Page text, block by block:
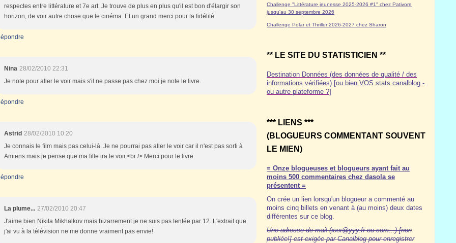
respectes entre littérature et 7e art. Je trouve de plus en plus qu'il est bon d'élargir son
horizon, de voir autre chose que le cinéma. Et un grand merci pour ta fidélité.
Nina 28/02/2010 22:31
Je note pour aller le voir mais s'il ne passe pas chez moi je note le livre.
Astrid 28/02/2010 10:20
Je connais le film mais pas celui-là. Je ne pourrai pas aller le voir car il n'est pas sorti à
Amiens mais je pense que ma fille ira le voir.<br /> Merci pour le livre
La plume... 27/02/2010 20:47
J'aime bien Nikita Mikhalkov mais bizarrement je ne suis pas tentée par 12. L'extrait que
j'ai vu à la télévision ne me donne vraiment pas envie!
Challenge "Littérature jeunesse 2025-2026 #1" chez Pativore
jusqu'au 30 septembre 2026
Challenge Polar et Thriller 2026-2027 chez Sharon
** LE SITE DU STATISTICIEN **
Destination Données (des données de qualité / des
informations vérifiées) [ou bien VOS stats canalblog -
ou autre plateforme ?]
*** LIENS ***
(BLOGUEURS COMMENTANT SOUVENT
LE MIEN)
= Onze blogueuses et blogueurs ayant fait au
moins 500 commentaires chez dasola se
présentent =
On crée un lien lorsqu'un blogueur a commenté au
moins cinq billets en venant à (au moins) deux dates
différentes sur ce blog.
Une adresse de mail (xxx@yyy.fr ou com...) [non
publiée!] est exigée par Canalblog pour enregistrer